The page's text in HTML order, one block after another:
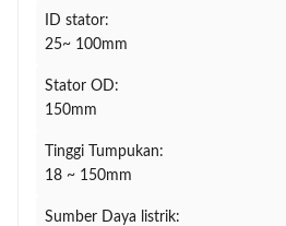
ID stator:
25~ 100mm
Stator OD:
150mm
Tinggi Tumpukan:
18 ~ 150mm
Sumber Daya listrik: